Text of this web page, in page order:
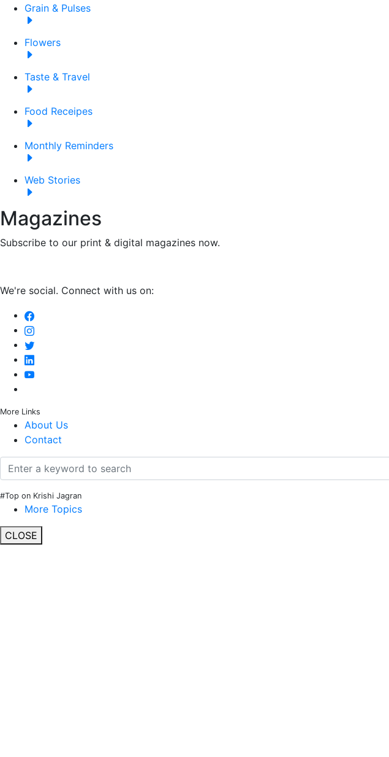
Grain & Pulses
Flowers
Taste & Travel
Food Receipes
Monthly Reminders
Web Stories
Magazines
Subscribe to our print & digital magazines now.
We're social. Connect with us on:
More Links
About Us
Contact
#Top on Krishi Jagran
More Topics
CLOSE